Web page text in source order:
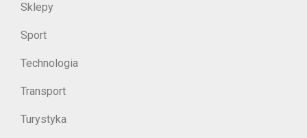
Sklepy
Sport
Technologia
Transport
Turystyka